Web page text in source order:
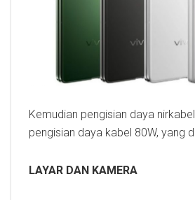
Kemudian pengisian daya
pengisian daya kabel 80W, yang
LAYAR DAN KAMERA